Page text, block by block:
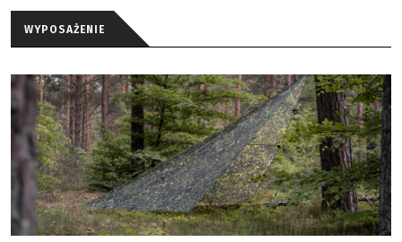
WYPOSAŻENIE